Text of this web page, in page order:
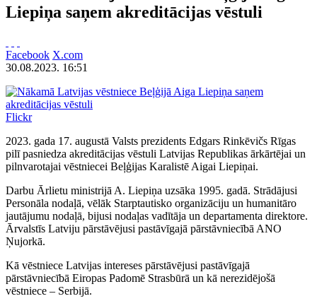
Liepiņa saņem akreditācijas vēstuli
Facebook X.com
30.08.2023. 16:51
Flickr
2023. gada 17. augustā Valsts prezidents Edgars Rinkēvičs Rīgas
pilī pasniedza akreditācijas vēstuli Latvijas Republikas ārkārtējai un
pilnvarotajai vēstniecei Beļģijas Karalistē Aigai Liepiņai.
Darbu Ārlietu ministrijā A. Liepiņa uzsāka 1995. gadā. Strādājusi
Personāla nodaļā, vēlāk Starptautisko organizāciju un humanitāro
jautājumu nodaļā, bijusi nodaļas vadītāja un departamenta direktore.
Ārvalstīs Latviju pārstāvējusi pastāvīgajā pārstāvniecībā ANO
Ņujorkā.
Kā vēstniece Latvijas intereses pārstāvējusi pastāvīgajā
pārstāvniecībā Eiropas Padomē Strasbūrā un kā nerezidējošā
vēstniece – Serbijā.